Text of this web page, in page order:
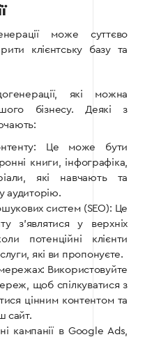
може суттєво
клієнтську базу та
які можна
бізнесу. Деякі з
Це може бути
книги, інфографіка,
які навчають та
аудиторію.
систем (SEO): Це
з’являтися у верхніх
потенційні клієнти
які ви пропонуєте.
Використовуйте
щоб спілкуватися з
цінним контентом та
сайт.
кампанії в Google Ads,